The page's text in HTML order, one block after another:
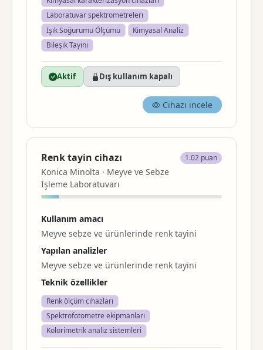
Laboratuvar spektrometreleri
Işık Soğurumu Ölçümü
Kimyasal Analiz
Bileşik Tayini
Aktif Dış kullanım kapalı
Cihazı incele
Renk tayin cihazı
Konica Minolta · Meyve ve Sebze
İşleme Laboratuvarı
1.02 puan
Kullanım amacı
Meyve sebze ve ürünlerinde renk tayini
Yapılan analizler
Meyve sebze ve ürünlerinde renk tayini
Teknik özellikler
Renk ölçüm cihazları
Spektrofotometre ekipmanları
Kolorimetrik analiz sistemleri